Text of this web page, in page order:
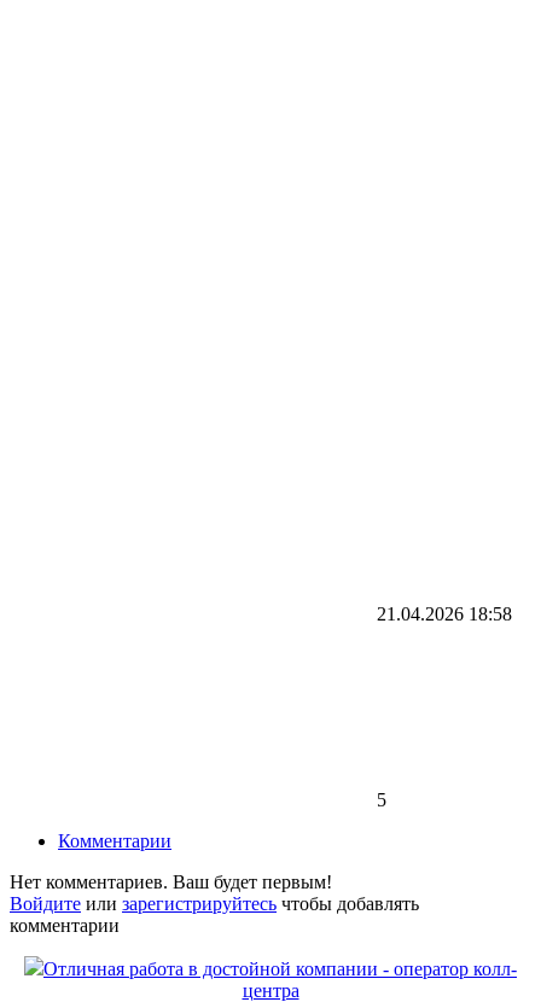
21.04.2026 18:58
5
Комментарии
Нет комментариев. Ваш будет первым!
Войдите или зарегистрируйтесь чтобы добавлять
комментарии
Отличная работа в достойной компании - оператор колл-
центра